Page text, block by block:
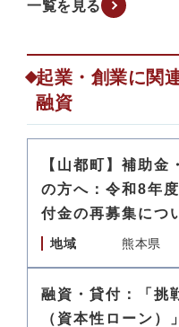
一覧を見る
起業・創業に関
融資
【山都町】補助金
の方へ：令和8年
付金の再募集につ
地域 熊本県
融資・貸付：「挑
（資本性ローン）」